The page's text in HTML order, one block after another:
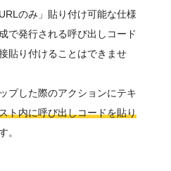
のみ」貼り付け可能な仕様
で発行される呼び出しコード
貼り付けることはできませ
プした際のアクションにテキ
ト内に呼び出しコードを貼り
。